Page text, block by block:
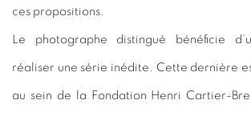
ces propositions.
Le photographe distingué bénéficie
réaliser une série inédite. Cette dernière
au sein de la Fondation Henri Cartier-